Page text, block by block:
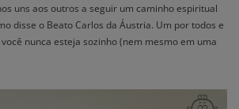
uns aos outros a seguir um caminho espiritual
disse o Beato Carlos da Áustria. Um por todos e
nunca esteja sozinho (nem mesmo em uma